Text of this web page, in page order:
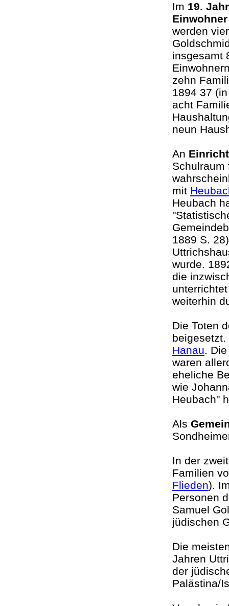
Im 19.
werden
insgesamt
zehn
1894 37
acht
neun
An
Schulraum
mit
Heubach
1889 S.
wurde.
die
weiterhin
Die Toten
Hanau.
waren
eheliche
wie
Heubach"
Als
In der
Familien
Flieden).
Personen
Samuel
jüdischen
Die
Jahren
der
Palästina/